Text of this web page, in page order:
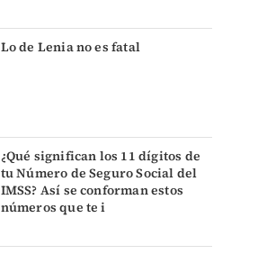
Lo de Lenia no es fatal
¿Qué significan los 11 dígitos de
tu Número de Seguro Social del
IMSS? Así se conforman estos
números que te i